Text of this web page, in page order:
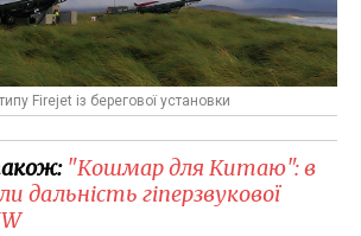
Firejet із берегової установки
"Кошмар для Китаю": в
дальність гіперзвукової